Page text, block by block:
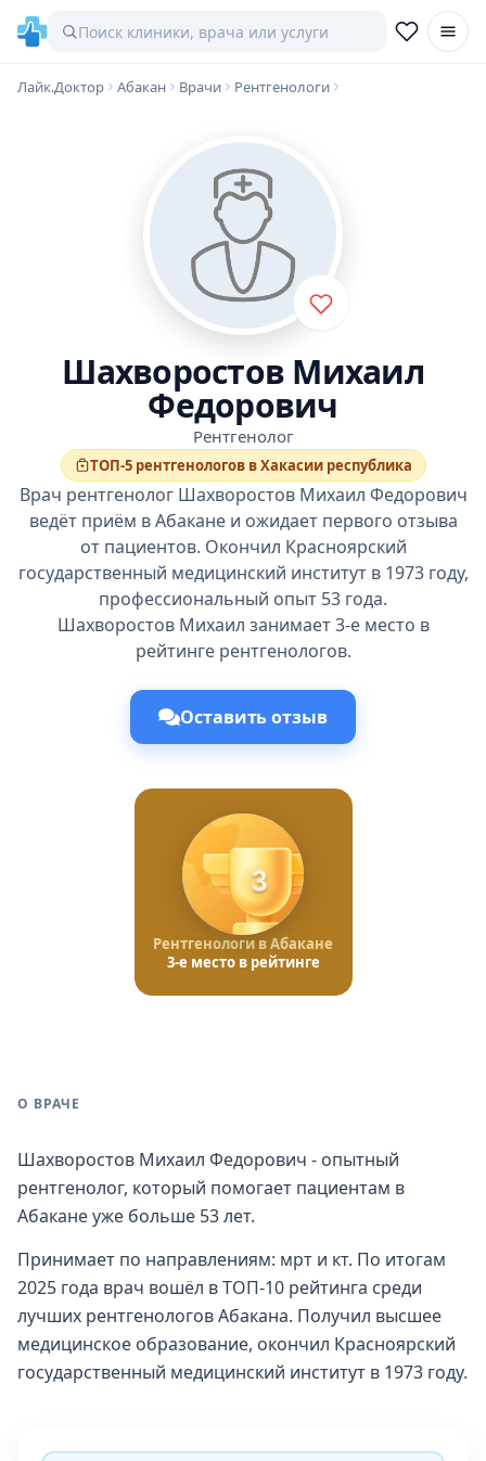
Лайк.Доктор Абакан Врачи Рентгенологи
Шахворостов Михаил
Федорович
Рентгенолог
ТОП-5 рентгенологов в Хакасии республика
Врач рентгенолог Шахворостов Михаил Федорович
ведёт приём в Абакане и ожидает первого отзыва
от пациентов. Окончил Красноярский
государственный медицинский институт в 1973 году,
профессиональный опыт 53 года.
Шахворостов Михаил занимает 3-е место в
рейтинге рентгенологов.
Оставить отзыв
3
Рентгенологи в Абакане
3-е место в рейтинге
О ВРАЧЕ
Шахворостов Михаил Федорович - опытный
рентгенолог, который помогает пациентам в
Абакане уже больше 53 лет.
Принимает по направлениям: мрт и кт. По итогам
2025 года врач вошёл в ТОП-10 рейтинга среди
лучших рентгенологов Абакана. Получил высшее
медицинское образование, окончил Красноярский
государственный медицинский институт в 1973 году.